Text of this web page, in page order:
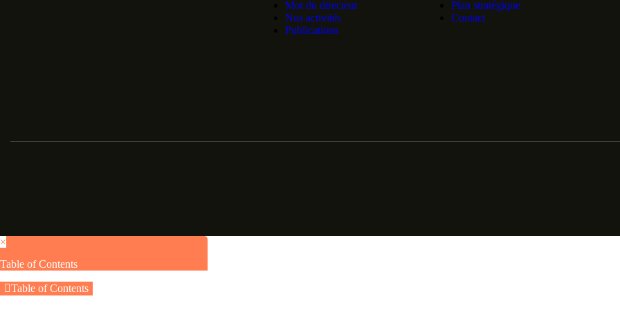
Mot du directeur
Nos activités
Publications
Plan stratégique
Contact
×
Table of Contents
Table of Contents